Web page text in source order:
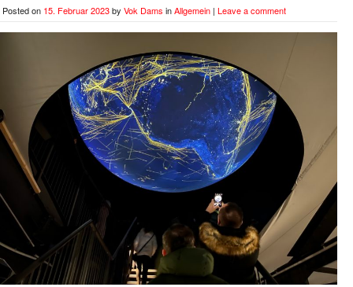
Posted on 15. Februar 2023by Vok Dams inAllgemein | Leave a comment